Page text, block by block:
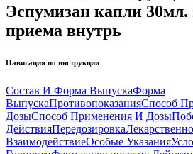
Эспумизан капли 30мл.
приема внутрь
Навигация по инструкции
Состав И Форма ВыпускаФорма
ВыпускаПротивопоказанияСпособ
ДозыСпособ Применения И Дозы
ДействияПередозировка
ВзаимодействиеОсобые Указания